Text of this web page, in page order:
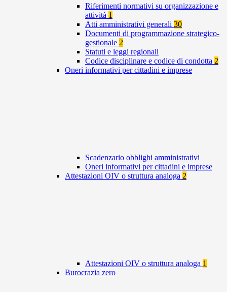
Riferimenti normativi su organizzazione e
attività 1
Atti amministrativi generali 30
Documenti di programmazione strategico-
gestionale 2
Statuti e leggi regionali
Codice disciplinare e codice di condotta 2
Oneri informativi per cittadini e imprese
Scadenzario obblighi amministrativi
Oneri informativi per cittadini e imprese
Attestazioni OIV o struttura analoga 2
Attestazioni OIV o struttura analoga 1
Burocrazia zero